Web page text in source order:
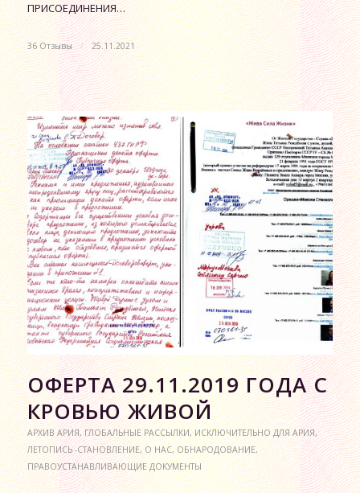
ПРИСОЕДИНЕНИЯ…
36 Отзывы / 25.11.2021
ОФЕРТА 29.11.2019 ГОДА С
КРОВЬЮ ЖИВОЙ
АРХИВ АРИЯ,ГЛОБАЛЬНЫЕ РАССЫЛКИ,ИСКЛЮЧИТЕЛЬНО ДЛЯ АРИЯ,
ЛЕТОПИСЬ -СТАНОВЛЕНИЕ,О НАС,ОБНАРОДОВАНИЕ,
ПРАВОУСТАНАВЛИВАЮЩИЕ ДОКУМЕНТЫ